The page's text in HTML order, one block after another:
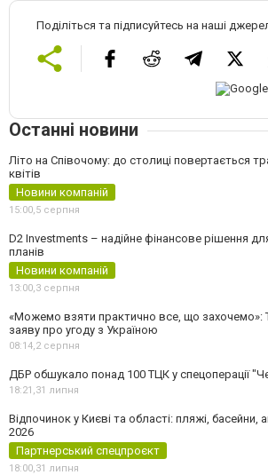
Поділіться та підписуйтесь на наші
Останні новини
Літо на Співочому: до столиці повертається
квітів
Новини компаній
15:00,5 серпня
D2 Investments – надійне фінансове рішення
планів
Новини компаній
13:00,3 серпня
«Можемо взяти практично все, що захочемо»:
заяву про угоду з Україною
08:14,2 серпня
ДБР обшукало понад 100 ТЦК у спецоперації
18:21,31 липня
Відпочинок у Києві та області: пляжі, басейни,
2026
Партнерський спецпроєкт
18:00,31 липня